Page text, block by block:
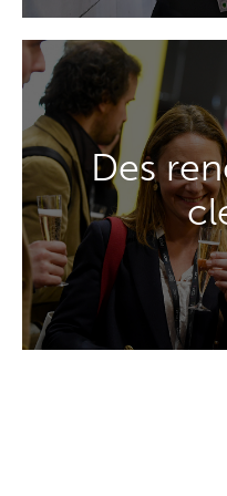
Des
Profitez
rencontrer,
des
EN